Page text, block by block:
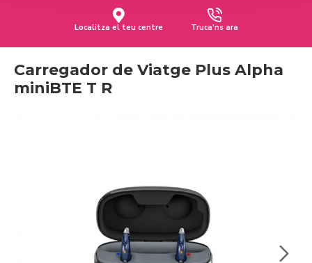
Localitza el teu centre Truca'ns ara
Carregador de Viatge Plus Alpha
miniBTE T R